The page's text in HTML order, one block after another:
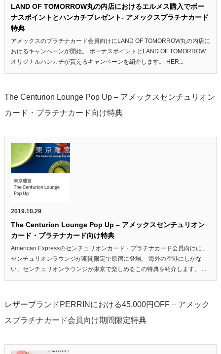
LAND OF TOMORROW丸の内店におけるエルメス購入でボー
ナスポイントとハンカチプレゼント- アメックスプラチナカード
特典
アメックスのプラチナカード会員向けにLAND OF TOMORROW丸の内店に
おけるキャンペーンが開始。 ボーナスポイントとLAND OF TOMORROW
オリジナルハンカチが貰えるキャンペーンを紹介します。 HER...
The Centurion Lounge Pop Up – アメックスセンチュリオン
カード・プラチナカード向け特典
2019.10.29
The Centurion Lounge Pop Up – アメックスセンチュリオン
カード・プラチナカード向け特典
American Expressのセンチュリオンカード・プラチナカード会員向けに、
センチュリオンラウンジが期間限定で原宿に登場。 海外の空港にしかな
い、センチュリオンラウンジが東京で楽しめるこの特典を紹介します。 ...
レザーブランドPERRINにおける45,000円OFF – アメック
スプラチナカード会員向け期間限定特典